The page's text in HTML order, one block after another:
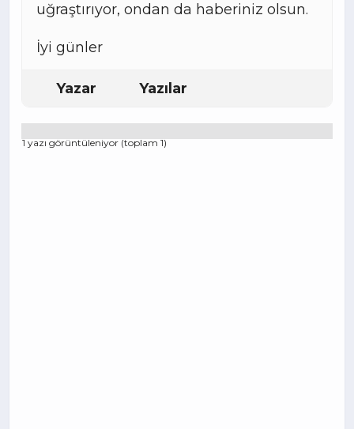
uğraştırıyor, ondan da haberiniz olsun.
İyi günler
Yazar Yazılar
1 yazı görüntüleniyor (toplam 1)